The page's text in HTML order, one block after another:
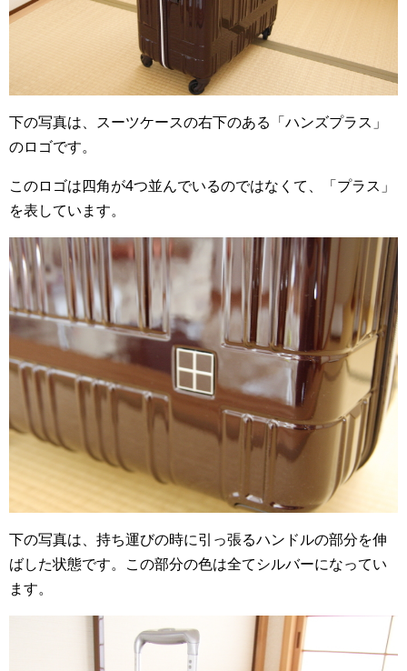
下の写真は、スーツケースの右下のある「ハンズプラス」
のロゴです。
このロゴは四角が4つ並んでいるのではなくて、「プラス」
を表しています。
下の写真は、持ち運びの時に引っ張るハンドルの部分を伸
ばした状態です。この部分の色は全てシルバーになってい
ます。